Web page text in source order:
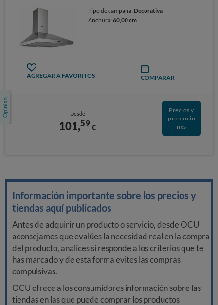
Tipo de campana: Decorativa
Anchura:60,00 cm
AGREGAR A FAVORITOS COMPARAR
Desde
101,59 €
Precios y
promocio
nes
Información importante sobre los precios y
tiendas aquí publicados
Antes de adquirir un producto o servicio, desde OCU
aconsejamos que evalúes la necesidad real en la compra
del producto, analices si responde a los criterios que te
has marcado y de esta forma evites las compras
compulsivas.
OCU ofrece a los consumidores información sobre las
tiendas en las que puede comprar los productos